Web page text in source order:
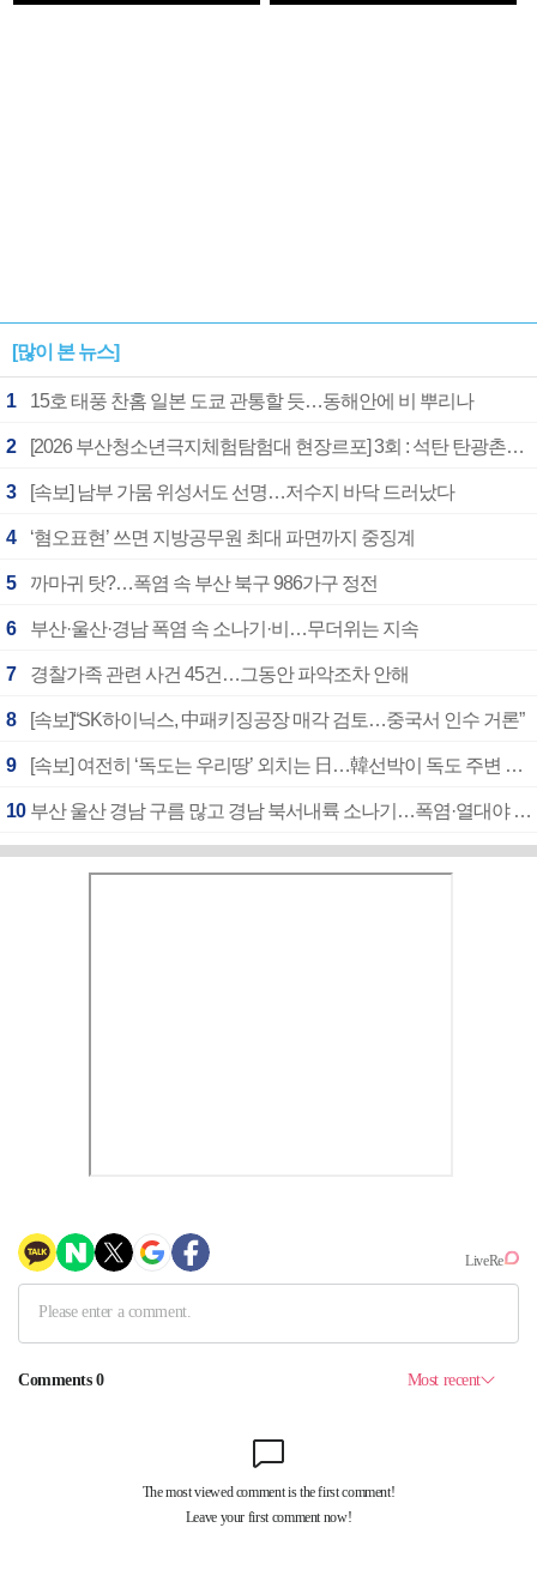
1182개팀 전수조사 확정
[많이 본 뉴스]
1 15호 태풍 찬홈 일본 도쿄 관통할 듯…동해안에 비 뿌리나
2 [2026 부산청소년극지체험탐험대 현장르포] 3회 : 석탄 탄광촌에서 북극 연구의 중심지로
3 [속보] 남부 가뭄 위성서도 선명…저수지 바닥 드러났다
4 ‘혐오표현’ 쓰면 지방공무원 최대 파면까지 중징계
5 까마귀 탓?…폭염 속 부산 북구 986가구 정전
6 부산·울산·경남 폭염 속 소나기·비…무더위는 지속
7 경찰가족 관련 사건 45건…그동안 파악조차 안해
8 [속보]“SK하이닉스, 中패키징공장 매각 검토…중국서 인수 거론”
9 [속보] 여전히 ‘독도는 우리땅’ 외치는 日…韓선박이 독도 주변 해양조사 활동하자 반발
10 부산 울산 경남 구름 많고 경남 북서내륙 소나기…폭염·열대야 계속